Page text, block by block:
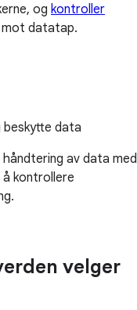
og kontroller
mot datatap.
beskytte data
av data med
å kontrollere
velger